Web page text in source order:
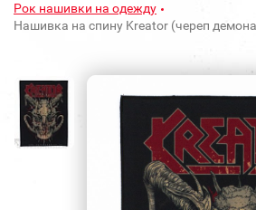
Рок нашивки на одежду
Нашивка на спину Kreator (череп